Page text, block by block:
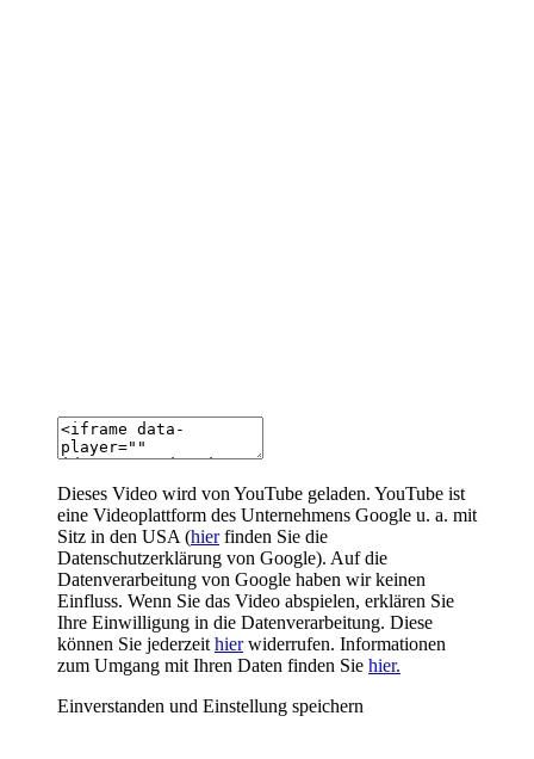
Dieses Video wird von YouTube geladen. YouTube ist
eine Videoplattform des Unternehmens Google u. a. mit
Sitz in den USA (hierfinden Sie die
Datenschutzerklärung von Google). Auf die
Datenverarbeitung von Google haben wir keinen
Einfluss. Wenn Sie das Video abspielen, erklären Sie
Ihre Einwilligung in die Datenverarbeitung. Diese
können Sie jederzeit hierwiderrufen. Informationen
zum Umgang mit Ihren Daten finden Sie hier.
Einverstanden und Einstellung speichern